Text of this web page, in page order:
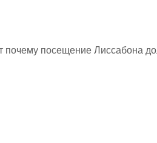
почему посещение Лиссабона